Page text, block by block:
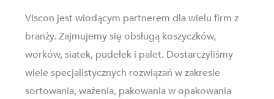
Viscon jest wiodącym partnerem dla wielu firm z
branży. Zajmujemy się obsługą koszyczków,
worków, siatek, pudełek i palet. Dostarczyliśmy
wiele specjalistycznych rozwiązań w zakresie
sortowania, ważenia, pakowania w opakowania